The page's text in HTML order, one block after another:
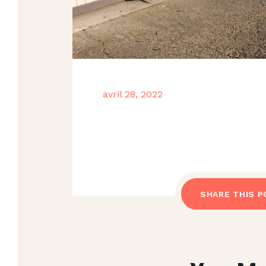
avril 28, 2022
SHARE THIS